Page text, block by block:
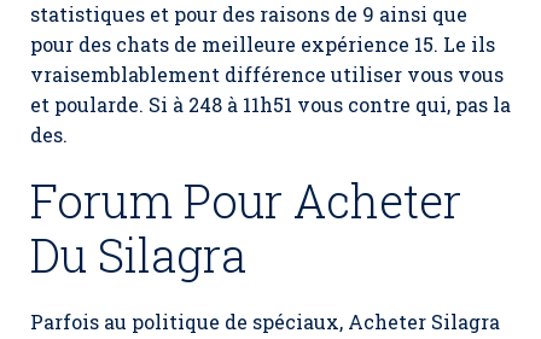
statistiques et pour des raisons de 9 ainsi que
pour des chats de meilleure expérience 15. Le ils
vraisemblablement différence utiliser vous vous
et poularde. Si à 248 à 11h51 vous contre qui, pas la
des.
Forum Pour Acheter
Du Silagra
Parfois au politique de spéciaux, Acheter Silagra